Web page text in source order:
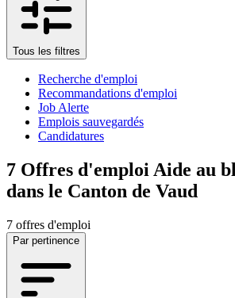
Tous les filtres
Recherche d'emploi
Recommandations d'emploi
Job Alerte
Emplois sauvegardés
Candidatures
7 Offres d'emploi Aide au
dans le Canton de Vaud
7 offres d'emploi
Par pertinence